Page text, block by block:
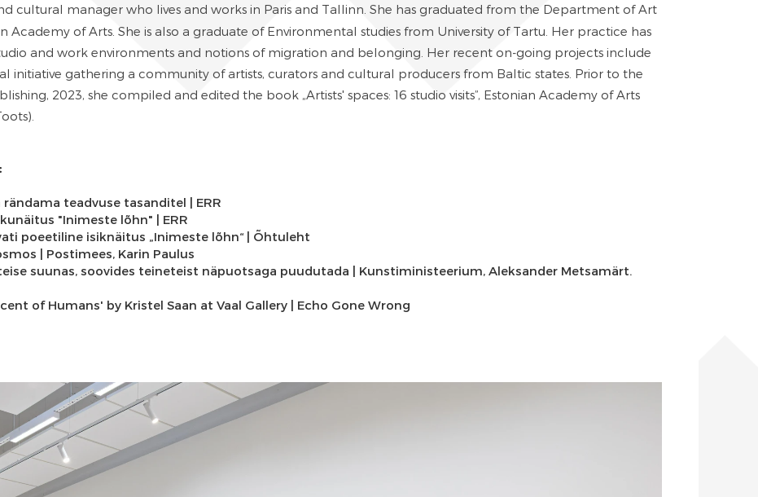
cultural manager who lives and works in Paris and Tallinn. She has graduated from the Department of Art
Academy of Arts. She is also a graduate of Environmental studies from University of Tartu. Her practice has
and work environments and notions of migration and belonging. Her recent on-going projects include
initiative gathering a community of artists, curators and cultural producers from Baltic states. Prior to the
2023, she compiled and edited the book „Artists' spaces: 16 studio visits”, Estonian Academy of Arts
teadvuse tasanditel | ERR
"Inimeste lõhn" | ERR
poeetiline isiknäitus „Inimeste lõhn“ | Õhtuleht
| Postimees, Karin Paulus
suunas, soovides teineteist näpuotsaga puudutada | Kunstiministeerium, Aleksander Metsamärt.
of Humans' by Kristel Saan at Vaal Gallery | Echo Gone Wrong